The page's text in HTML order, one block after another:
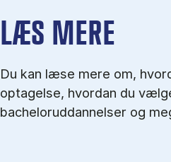
LÆS MERE
Du kan læse mere om,
optagelse, hvordan du
bacheloruddannelser og